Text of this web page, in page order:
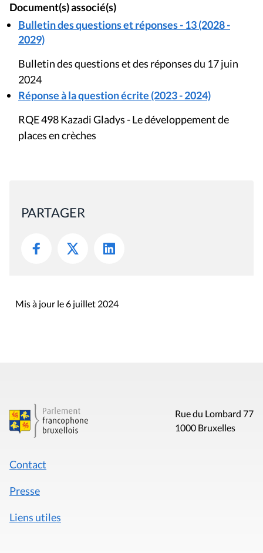
Document(s) associé(s)
Bulletin des questions et réponses - 13 (2028 -
2029)
Bulletin des questions et des réponses du 17 juin
2024
Réponse à la question écrite (2023 - 2024)
RQE 498 Kazadi Gladys - Le développement de
places en crèches
PARTAGER
Mis à jour le 6 juillet 2024
Rue du Lombard 77
1000 Bruxelles
Contact
Presse
Liens utiles